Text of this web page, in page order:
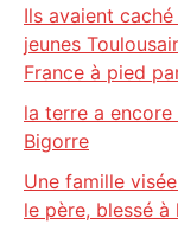
Ils avaient
jeunes
France à pied
la terre a
Bigorre
Une famille
le père, blessé